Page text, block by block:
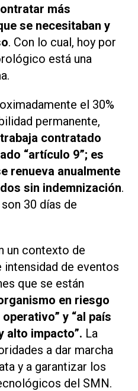
más
se necesitaban y
. Con lo cual, hoy por
está una
el 30%
permanente,
contratado
“artículo 9”; es
renueva anualmente
sin indemnización.
30 días de
un contexto de
de eventos
que se están
en riesgo
y “al país
alto impacto”. La
a dar marcha
y a garantizar los
del SMN.